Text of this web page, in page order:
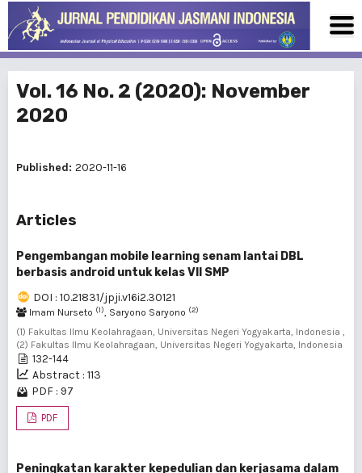
Vol. 16 No. 2 (2020): November
2020
Published: 2020-11-16
Articles
Pengembangan mobile learning senam lantai DBL
berbasis android untuk kelas VII SMP
DOI : 10.21831/jpji.v16i2.30121
Imam Nurseto (1), Saryono Saryono (2)
(1) Fakultas Ilmu Keolahragaan, Universitas Negeri Yogyakarta, Indonesia ,
(2) Fakultas Ilmu Keolahragaan, Universitas Negeri Yogyakarta, Indonesia
132-144
Abstract : 113
PDF : 97
PDF
Peningkatan karakter kepedulian dan kerjasama dalam